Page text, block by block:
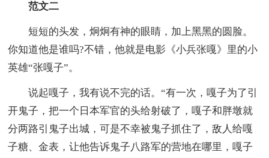
范文二
短短的头发，炯炯有神的眼睛，加上黑黑的圆脸。
你知道他是谁吗?不错，他就是电影《小兵张嘎》里的小
英雄“张嘎子”。
说起嘎子，我有说不完的话。“有一次，嘎子为了引
开鬼子，把一个日本军官的头给射破了，嘎子和胖墩就
分两路引鬼子出城，可是不幸被鬼子抓住了，敌人给嘎
子糖、金表，让他告诉鬼子八路军的营地在哪里，嘎子